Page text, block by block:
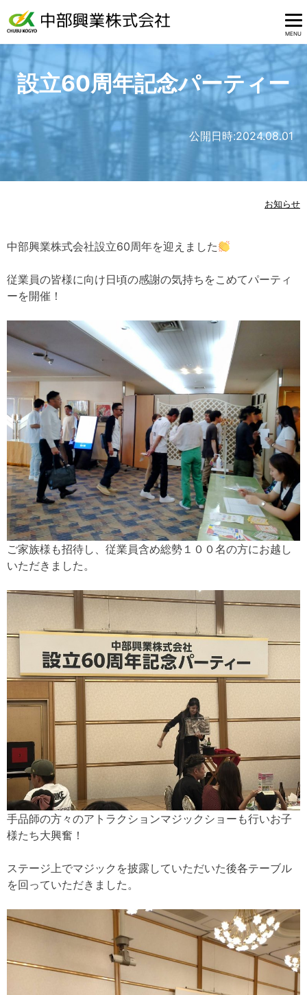
MENU
設立60周年記念パーティー
公開日時:2024.08.01
お知らせ
中部興業株式会社設立60周年を迎えました
従業員の皆様に向け日頃の感謝の気持ちをこめてパーティ
ーを開催！
ご家族様も招待し、従業員含め総勢１００名の方にお越し
いただきました。
手品師の方々のアトラクションマジックショーも行いお子
様たち大興奮！
ステージ上でマジックを披露していただいた後各テーブル
を回っていただきました。